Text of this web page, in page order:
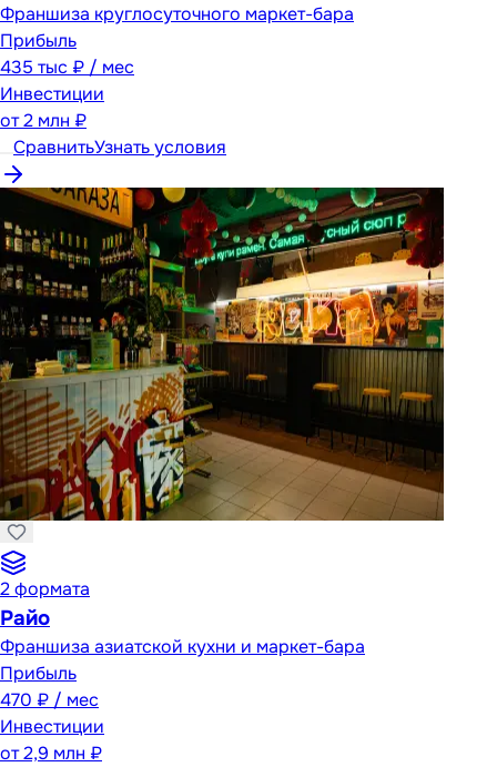
Франшиза круглосуточного маркет-бара
Прибыль
435 тыс ₽ / мес
Инвестиции
от2 млн ₽
СравнитьУзнать условия
2формата
Райо
Франшиза азиатской кухни и маркет-бара
Прибыль
470 ₽ / мес
Инвестиции
от2,9 млн ₽